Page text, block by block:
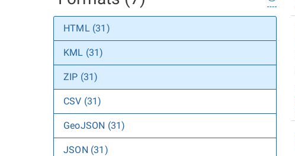
HTML (31)
KML (31)
ZIP (31)
CSV (31)
GeoJSON (31)
JSON (31)